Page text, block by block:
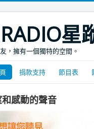
星
，擁有一個獨特的空間。
捐款支持 節目表
感動的聲音